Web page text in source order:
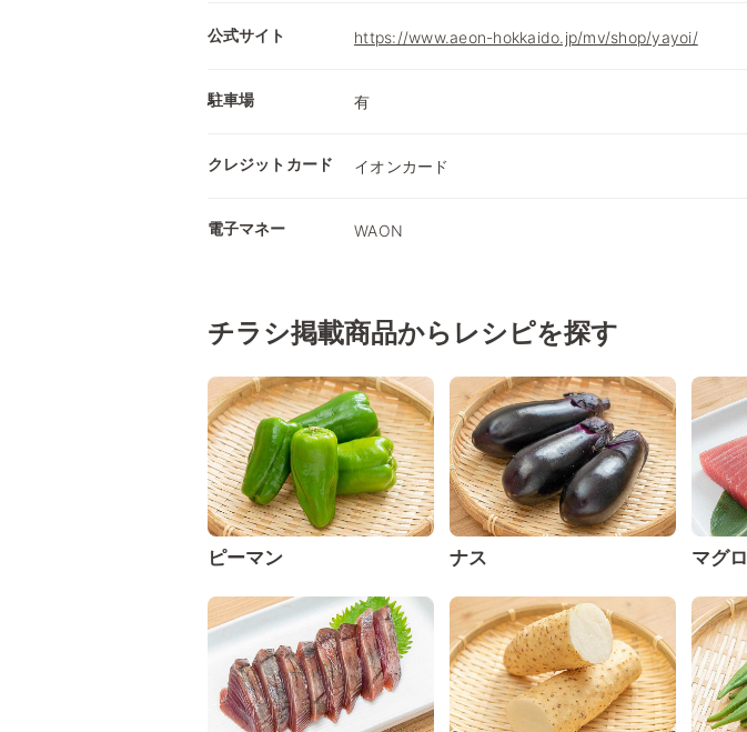
公式サイト https://www.aeon-hokkaido.jp/mv/shop/yayoi/
駐車場 有
クレジットカード イオンカード
電子マネー WAON
チラシ掲載商品からレシピを探す
ピーマン ナス マグロ